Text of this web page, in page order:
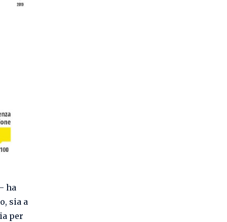
ha
sia a
per